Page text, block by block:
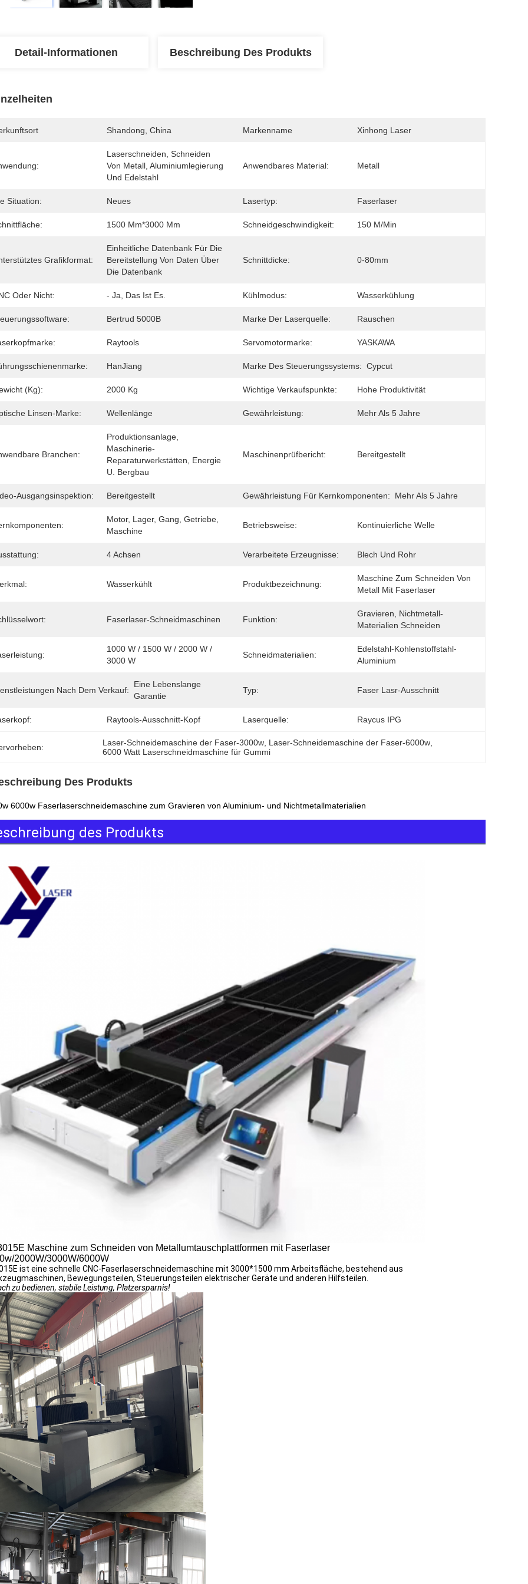
Detail-Informationen Beschreibung Des Produkts
Shandong, China Markenname Xinhong Laser
Laserschneiden, Schneiden
Von Metall, Aluminiumlegierung
Und Edelstahl
Anwendbares Material: Metall
Situation: Neues Lasertyp: Faserlaser
1500 Mm*3000 Mm Schneidgeschwindigkeit: 150 M/min
Grafikformat:
Einheitliche Datenbank Für Die
Bereitstellung Von Daten Über
Die Datenbank
Schnittdicke: 0-80mm
Oder Nicht: - Ja, Das Ist Es. Kühlmodus: Wasserkühlung
Bertrud 5000B Marke Der Laserquelle: Rauschen
Raytools Servomotormarke: YASKAWA
HanJiang Marke Des Steuerungssystems: Cypcut
(Kg): 2000 Kg Wichtige Verkaufspunkte: Hohe Produktivität
Linsen-Marke: Wellenlänge Gewährleistung: Mehr Als 5 Jahre
Branchen:
Produktionsanlage,
Maschinerie-
Reparaturwerkstätten, Energie
U. Bergbau
Maschinenprüfbericht: Bereitgestellt
Ausgangsinspektion: Bereitgestellt Gewährleistung Für Kernkomponenten: Mehr Als 5 Jahre
Motor, Lager, Gang, Getriebe,
Maschine
Betriebsweise: Kontinuierliche Welle
4 Achsen Verarbeitete Erzeugnisse: Blech Und Rohr
Wasserkühlt Produktbezeichnung:
Maschine Zum Schneiden Von
Metall Mit Faserlaser
Faserlaser-Schneidmaschinen Funktion:
Gravieren, Nichtmetall-
Materialien Schneiden
1000 W / 1500 W / 2000 W /
3000 W
Schneidmaterialien:
Edelstahl-Kohlenstoffstahl-
Aluminium
Nach Dem Verkauf:
Eine Lebenslange
Garantie
Typ: Faser Lasr-Ausschnitt
Raytools-Ausschnitt-Kopf Laserquelle: Raycus IPG
Laser-Schneidemaschine der Faser-3000w Laser-Schneidemaschine der Faser-6000w
6000 Watt Laserschneidmaschine für Gummi
Des Produkts
6000w Faserlaserschneidemaschine zum Gravieren von Aluminium- und Nichtmetallmaterialien
des Produkts
Maschine zum Schneiden von Metallumtauschplattformen mit Faserlaser
2000W/3000W/6000W
ist eine schnelle CNC-Faserlaserschneidemaschine mit 3000*1500 mm Arbeitsfläche, bestehend aus
Bewegungsteilen, Steuerungsteilen elektrischer Geräte und anderen Hilfsteilen.
zu bedienen, stabile Leistung, Platzersparnis!